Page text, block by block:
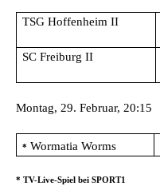
TSG Hoffenheim II
SC Freiburg II
Montag, 29. Februar, 20:15
* Wormatia Worms
* TV-Live-Spiel bei SPORT1